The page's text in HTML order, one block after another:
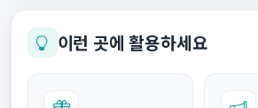
이런 곳에 활용하세요